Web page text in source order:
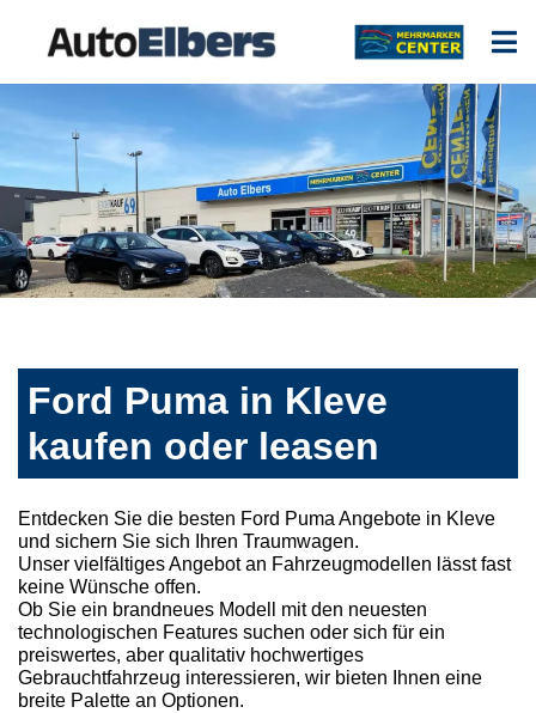
Ford Puma in Kleve
kaufen oder leasen
Entdecken Sie die besten Ford Puma Angebote in Kleve
und sichern Sie sich Ihren Traumwagen.
Unser vielfältiges Angebot an Fahrzeugmodellen lässt fast
keine Wünsche offen.
Ob Sie ein brandneues Modell mit den neuesten
technologischen Features suchen oder sich für ein
preiswertes, aber qualitativ hochwertiges
Gebrauchtfahrzeug interessieren, wir bieten Ihnen eine
breite Palette an Optionen.